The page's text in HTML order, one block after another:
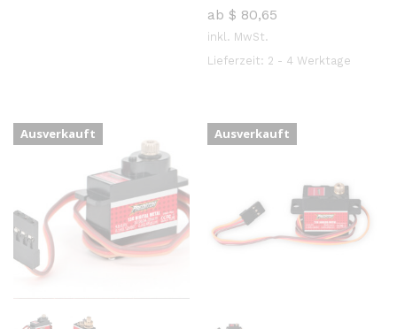
ab $ 80,65
inkl. MwSt.
Lieferzeit: 2 - 4 Werktage
Ausverkauft Ausverkauft